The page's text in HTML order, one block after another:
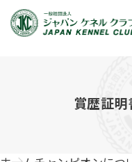
JKCの活動内容
血統証明書について
賞歴証